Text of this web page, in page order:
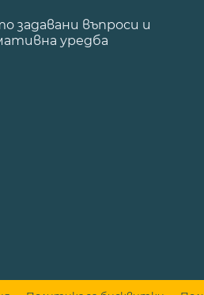
задавани въпроси и
уредба